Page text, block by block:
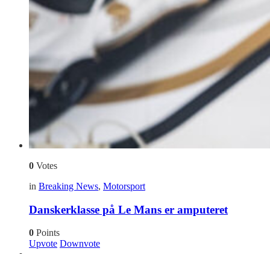
0 Votes
in Breaking News, Motorsport
Danskerklasse på Le Mans er amputeret
0 Points
Upvote Downvote